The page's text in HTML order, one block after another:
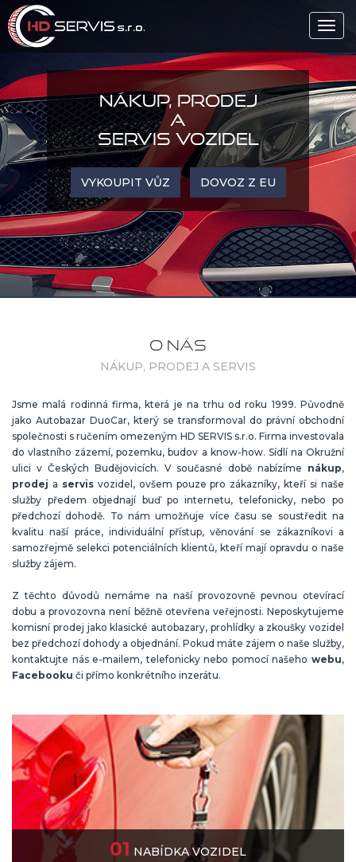
NÁKUP, PRODEJ
A
SERVIS VOZIDEL
VYKOUPIT VŮZ DOVOZ Z EU
O NÁS
NÁKUP, PRODEJ A SERVIS
Jsme malá rodinná firma, která je na trhu od roku 1999. Původně
jako Autobazar DuoCar, který se transformoval do právní obchodní
společnosti s ručením omezeným HD SERVIS s.r.o. Firma investovala
do vlastního zázemí, pozemku, budov a know-how. Sídlí na Okružní
ulici v Českých Budějovicích. V současné době nabízíme nákup,
prodej a servisvozidel, ovšem pouze pro zákazníky, kteří si naše
služby předem objednají buď po internetu, telefonicky, nebo po
předchozí dohodě. To nám umožňuje více času se soustředit na
kvalitu naší práce, individuální přístup, věnování se zákazníkovi a
samozřejmě selekci potenciálních klientů, kteří mají opravdu o naše
služby zájem.
Z těchto důvodů nemáme na naší provozovně pevnou otevírací
dobu a provozovna není běžně otevřena veřejnosti. Neposkytujeme
komisní prodej jako klasické autobazary, prohlídky a zkoušky vozidel
bez předchozí dohody a objednání. Pokud máte zájem o naše služby,
kontaktujte nás e-mailem, telefonicky nebo pomocí našeho webu,
Facebooku či přímo konkrétního inzerátu.
01 NABÍDKA VOZIDEL